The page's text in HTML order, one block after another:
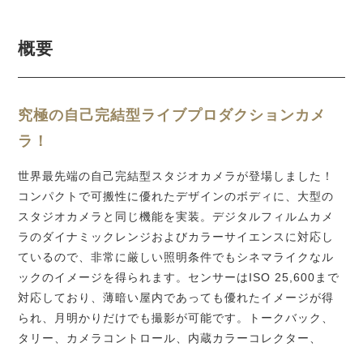
概要
究極の自己完結型 ライブプロダク ションカメ
ラ！
世界最先端の自己完結型スタジオカメラが登場しました！
コンパクトで可搬性に優れたデザインのボディに、大型の
スタジオカメラと同じ機能を実装。デジタルフィルムカメ
ラのダイナミックレンジおよびカラーサイエンスに対応し
ているので、非常に厳しい照明条件でもシネマライクなル
ックのイメージを得られ ます。 センサーはISO 25,600まで
対応しており、薄暗い屋内であっても優れたイメージが得
られ、月明かりだけでも撮影が可能です。
トークバック、
タリー、カメラコントロール、内蔵カラーコレクター、